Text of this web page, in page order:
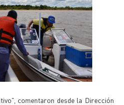
comentaron desde la Dirección